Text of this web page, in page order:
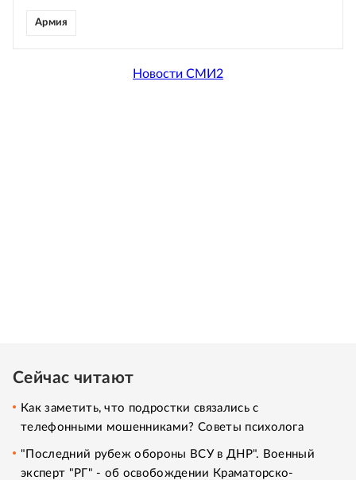
Армия
Новости СМИ2
Сейчас читают
Как заметить, что подростки связались с
телефонными мошенниками? Советы психолога
"Последний рубеж обороны ВСУ в ДНР". Военный
эксперт "РГ" - об освобождении Краматорско-